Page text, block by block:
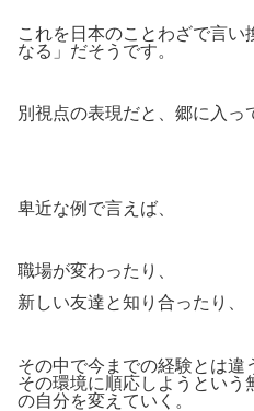
これを日本のことわざで言い
なる」だそうです。
別視点の表現だと、郷に入っ
卑近な例で言えば、
職場が変わったり、
新しい友達と知り合ったり、
その中で今までの経験とは
その環境に順応しようとい
の自分を変えていく。